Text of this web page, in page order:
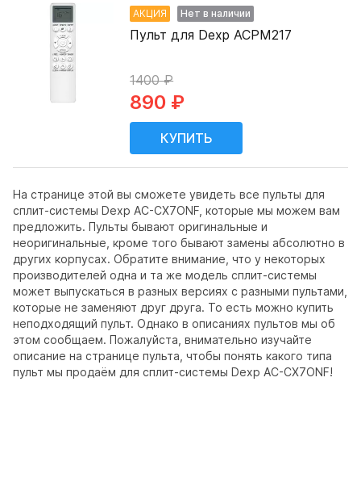
На странице этой вы сможете увидеть все пульты для
сплит-системы Dexp AC-CX7ONF, которые мы можем вам
предложить. Пульты бывают оригинальные и
неоригинальные, кроме того бывают замены абсолютно в
других корпусах. Обратите внимание, что у некоторых
производителей одна и та же модель сплит-системы
может выпускаться в разных версиях с разными пультами,
которые не заменяют друг друга. То есть можно купить
неподходящий пульт. Однако в описаниях пультов мы об
этом сообщаем. Пожалуйста, внимательно изучайте
описание на странице пульта, чтобы понять какого типа
пульт мы продаём для сплит-системы Dexp AC-CX7ONF!
АКЦИЯ Нет в наличии
Пульт для Dexp ACPM217
1400 ₽
890 ₽